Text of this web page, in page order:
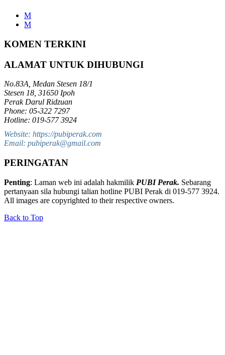
M
M
KOMEN TERKINI
ALAMAT UNTUK DIHUBUNGI
No.83A, Medan Stesen 18/1
Stesen 18, 31650 Ipoh
Perak Darul Ridzuan
Phone: 05-322 7297
Hotline: 019-577 3924
Website: https://pubiperak.com
Email: pubiperak@gmail.com
PERINGATAN
Penting: Laman web ini adalah hakmilik PUBI Perak. Sebarang
pertanyaan sila hubungi talian hotline PUBI Perak di 019-577 3924.
All images are copyrighted to their respective owners.
Back to Top